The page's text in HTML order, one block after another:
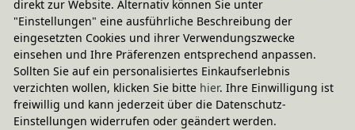
14,95 € innerhalb ...
Sofort lieferbar- Versand am Montag!
CO -neutraler Paketversand
weitere Informationen
direkt zur Website. Alternativ können Sie unter
"Einstellungen" eine ausführliche Beschreibung der
eingesetzten Cookies und ihrer Verwendungszwecke
einsehen und Ihre Präferenzen entsprechend anpassen.
Sollten Sie auf ein personalisiertes Einkaufserlebnis
verzichten wollen, klicken Sie bitte hier. Ihre Einwilligung ist
freiwillig und kann jederzeit über die Datenschutz-
Einstellungen widerrufen oder geändert werden.